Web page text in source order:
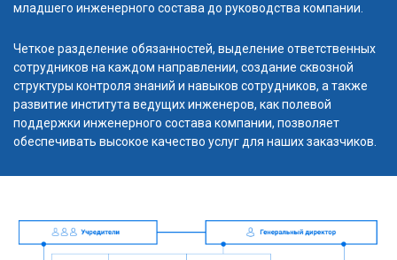
младшего инженерного состава до руководства компании.
Четкое разделение обязанностей, выделение ответственных
сотрудников на каждом направлении, создание сквозной
структуры контроля знаний и навыков сотрудников, а также
развитие института ведущих инженеров, как полевой
поддержки инженерного состава компании, позволяет
обеспечивать высокое качество услуг для наших заказчиков.